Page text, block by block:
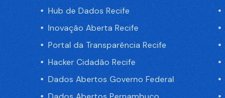
Hub de Dados Recife
Inovação Aberta Recife
Portal da Transparência Recife
Hacker Cidadão Recife
Dados Abertos Governo Federal